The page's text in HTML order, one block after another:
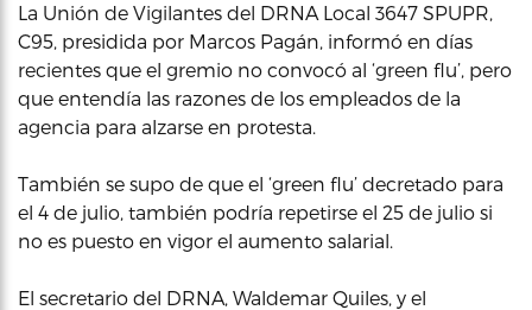
La Unión de Vigilantes del DRNA Local 3647 SPUPR,
C95, presidida por Marcos Pagán, informó en días
recientes que el gremio no convocó al ‘green flu’, pero
que entendía las razones de los empleados de la
agencia para alzarse en protesta.
También se supo de que el ‘green flu’ decretado para
el 4 de julio, también podría repetirse el 25 de julio si
no es puesto en vigor el aumento salarial.
El secretario del DRNA, Waldemar Quiles, y el